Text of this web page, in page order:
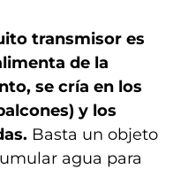
transmisor es
de la
se cría en los
y los
Basta un objeto
agua para